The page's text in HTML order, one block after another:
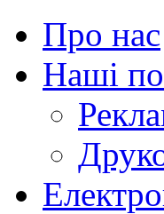
Про нас
Наші